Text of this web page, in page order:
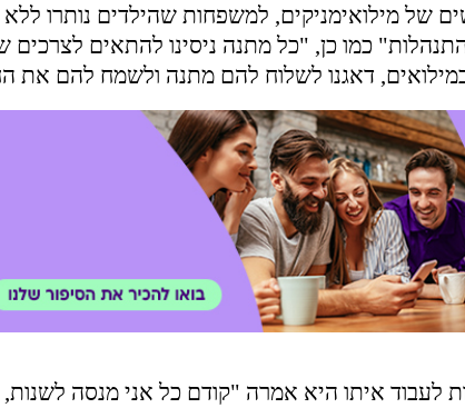
של מילואימניקים, למשפחות שהילדים נותרו ללא
כמו כן, "כל מתנה ניסינו להתאים לצרכים
דאגנו לשלוח להם מתנה ולשמח להם את
איתו היא אמרה "קודם כל אני מנסה לשנות,